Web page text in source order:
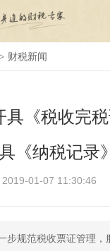
代理记账
厦门落户
财税新闻
关于我们
诚聘英才
财税新闻
具《税收完
《纳税记录》
2019-01-07 11:30:46
步规范税收票证管理，